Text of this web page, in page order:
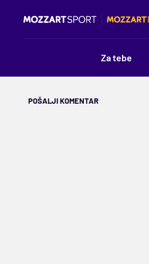
Za tebe
POŠALJI KOMENTAR